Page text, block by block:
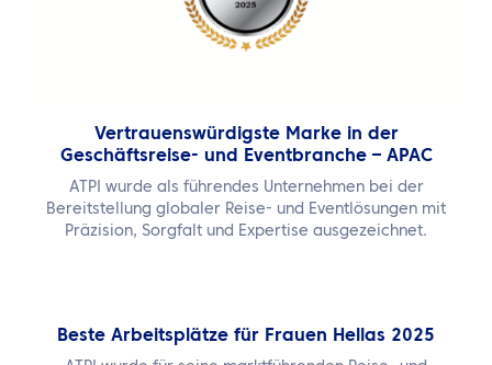
Vertrauenswürdigste Marke in der
Geschäftsreise- und Eventbranche – APAC
ATPI wurde als führendes Unternehmen bei der
Bereitstellung globaler Reise- und Eventlösungen mit
Präzision, Sorgfalt und Expertise ausgezeichnet.
Beste Arbeitsplätze für Frauen Hellas 2025